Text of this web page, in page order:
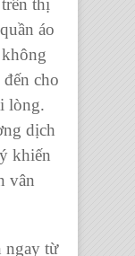
thị
áo
cho
lòng.
dịch
khiến
vân
ngay từ